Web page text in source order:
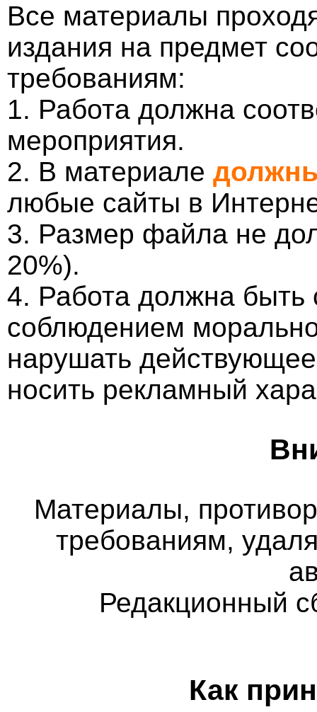
Все материалы
издания на предмет
требованиям:
1. Работа должна
мероприятия.
2. В материале
любые сайты в
3. Размер файла не
20%).
4. Работа должна
соблюдением
нарушать
носить рекламный
Материалы,
требованиям,
Редакционный
Как